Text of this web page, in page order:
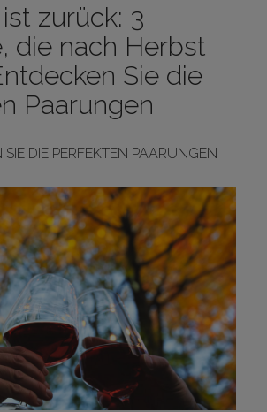
zurück: 3
die nach Herbst
Sie die
Paarungen
SIE DIE PERFEKTEN PAARUNGEN
du alle Updates zu unseren Angeboten.
ich dieDatenschutzbestimmungen für den
ICH WILL DEN RABATT